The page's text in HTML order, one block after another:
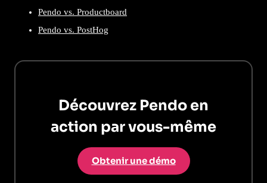
Pendo vs. Productboard
Pendo vs. PostHog
Découvrez Pendo en
action par vous-même
Obtenir une démo